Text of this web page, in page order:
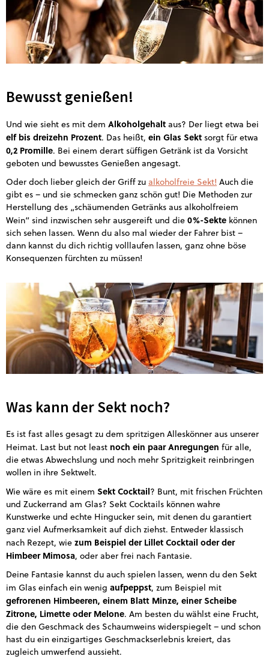
Bewusst genießen!
Und wie sieht es mit dem Alkoholgehalt aus? Der liegt etwa bei
elf bis dreizehn Prozent. Das heißt, ein Glas Sekt sorgt für etwa
0,2 Promille. Bei einem derart süffigen Getränk ist da Vorsicht
geboten und bewusstes Genießen angesagt.
Oder doch lieber gleich der Griff zu alkoholfreie Sekt! Auch die
gibt es – und sie schmecken ganz schön gut! Die Methoden zur
Herstellung des „schäumenden Getränks aus alkoholfreiem
Wein“ sind inzwischen sehr ausgereift und die 0%-Sekte können
sich sehen lassen. Wenn du also mal wieder der Fahrer bist –
dann kannst du dich richtig volllaufen lassen, ganz ohne böse
Konsequenzen fürchten zu müssen!
Was kann der Sekt noch?
Es ist fast alles gesagt zu dem spritzigen Alleskönner aus unserer
Heimat. Last but not least noch ein paar Anregungen für alle,
die etwas Abwechslung und noch mehr Spritzigkeit reinbringen
wollen in ihre Sektwelt.
Wie wäre es mit einem Sekt Cocktail? Bunt, mit frischen Früchten
und Zuckerrand am Glas? Sekt Cocktails können wahre
Kunstwerke und echte Hingucker sein, mit denen du garantiert
ganz viel Aufmerksamkeit auf dich ziehst. Entweder klassisch
nach Rezept, wie zum Beispiel der Lillet Cocktail oder der
Himbeer Mimosa, oder aber frei nach Fantasie.
Deine Fantasie kannst du auch spielen lassen, wenn du den Sekt
im Glas einfach ein wenig aufpeppst, zum Beispiel mit
gefrorenen Himbeeren, einem Blatt Minze, einer Scheibe
Zitrone, Limette oder Melone. Am besten du wählst eine Frucht,
die den Geschmack des Schaumweins widerspiegelt – und schon
hast du ein einzigartiges Geschmackserlebnis kreiert, das
zugleich umwerfend aussieht.